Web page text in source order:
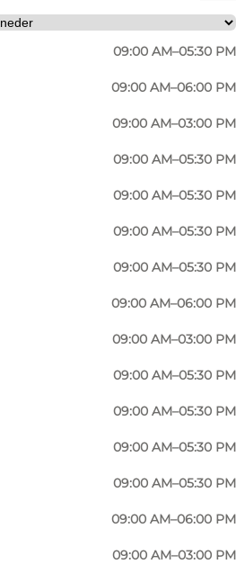
09:00 AM–05:30 PM
09:00 AM–06:00 PM
09:00 AM–03:00 PM
09:00 AM–05:30 PM
09:00 AM–05:30 PM
09:00 AM–05:30 PM
09:00 AM–05:30 PM
09:00 AM–06:00 PM
09:00 AM–03:00 PM
09:00 AM–05:30 PM
09:00 AM–05:30 PM
09:00 AM–05:30 PM
09:00 AM–05:30 PM
09:00 AM–06:00 PM
09:00 AM–03:00 PM
Mig selv
Rod & Stilk – en
og bæredygtighed
for blomster og
i centrum. Her arbejdes
blomsterens naturlige
til farver, former
ikke blot et
håndværk. Hver buket
balance, struktur og et
bliver både
Inspirationen kommer
skift og ønsket om
føles friske, moderne og